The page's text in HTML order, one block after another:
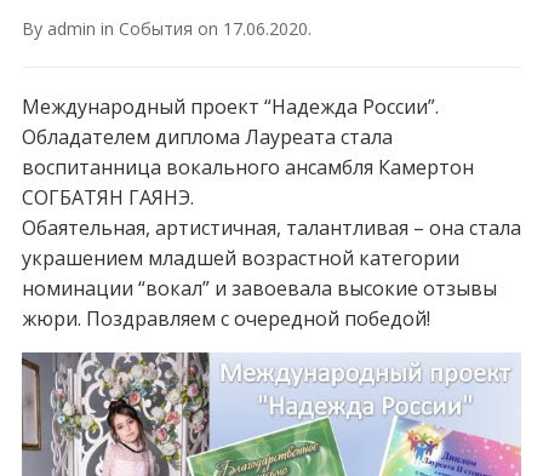
By admin in События on 17.06.2020.
Международный проект “Надежда России”.
Обладателем диплома Лауреата стала
воспитанница вокального ансамбля Камертон
СОГБАТЯН ГАЯНЭ.
Обаятельная, артистичная, талантливая – она стала
украшением младшей возрастной категории
номинации “вокал” и завоевала высокие отзывы
жюри. Поздравляем с очередной победой!